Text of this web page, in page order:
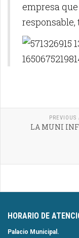
empresa
responsable,
PREVIOUS
LA MUNI
HORARIO DE
Palacio Municipal.